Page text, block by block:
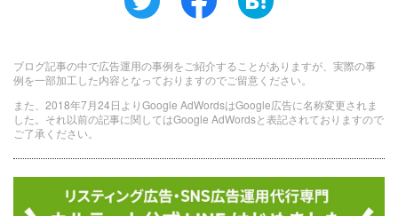
ブログ記事の中で広告運用の事例をご紹介することがありますが、実際の事
例を一部加工した内容となっておりますのでご留意ください。
また、2018年7月24日よりGoogle AdWordsはGoogle広告に名称変更されま
した。それ以前の記事に関してはGoogle AdWordsと表記されておりますので
ご了承ください。